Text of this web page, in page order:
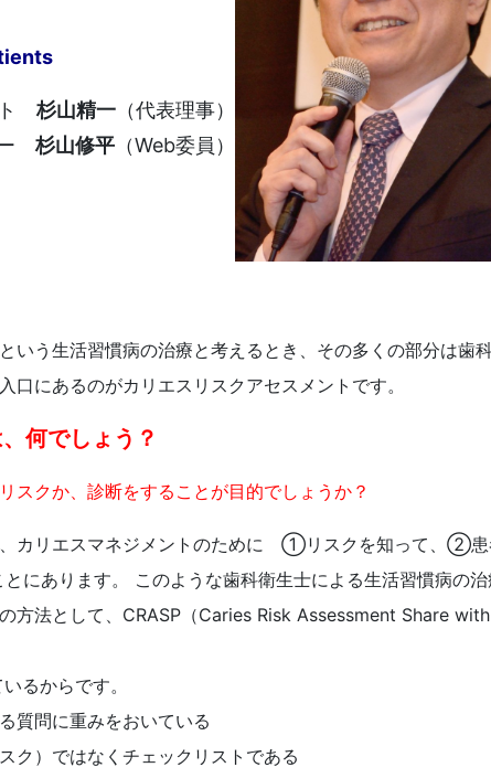
ト杉山精一（代表理事）
ー杉山修平（Web委員）
いう生活習慣病の治療と考えるとき、その多くの部分は歯
にあるのがカリエスリスクアセスメントです。
、何でしょう？
クか、診断をすることが目的でしょうか？
、カリエスマネジメントのために ①リスクを知って、②患
にあります。 このような歯科衛生士による生活習慣病の治
方法として、CRASP（Caries Risk Assessment Share with
るからです。
質問に重みをおいている
ク）ではなくチェックリストである